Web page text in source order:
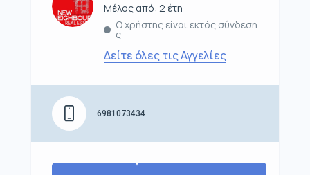
Μέλος από: 2 έτη
Ο χρήστης είναι εκτός σύνδεση
ς
Δείτε όλες τις Αγγελίες
6981073434